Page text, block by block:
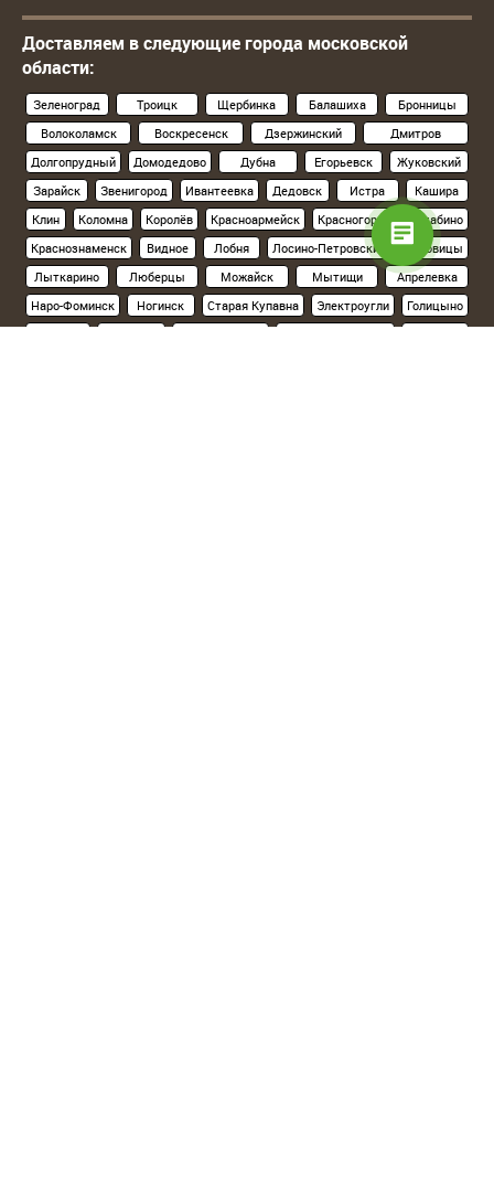
Доставляем в следующие города московской
области:
Зеленоград Троицк Щербинка Балашиха
Бронницы
Волоколамск
Воскресенск Дзержинский
Дмитров
Долгопрудный
Домодедово Дубна Егорьевск
Жуковский
Зарайск
Звенигород Ивантеевка Дедовск Истра
Кашира
Клин
Коломна Королёв Красноармейск Красногорск
Нахабино
Краснознаменск
Видное Лобня Лосино-Петровский
Луховицы
Лыткарино
Люберцы Можайск Мытищи
Апрелевка
Наро-Фоминск
Ногинск Старая Купавна Электроугли
Голицыно